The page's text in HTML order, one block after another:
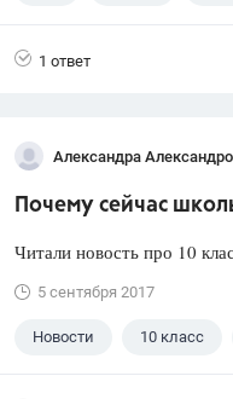
1 ответ
Александра
Почему сейчас
Читали новость про 10
5 сентября 2017
Новости 10 класс